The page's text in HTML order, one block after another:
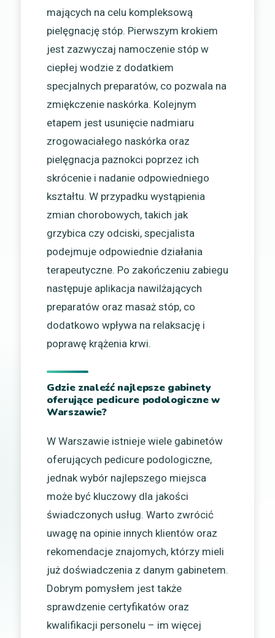
mających na celu kompleksową
pielęgnację stóp. Pierwszym krokiem
jest zazwyczaj namoczenie stóp w
ciepłej wodzie z dodatkiem
specjalnych preparatów, co pozwala na
zmiękczenie naskórka. Kolejnym
etapem jest usunięcie nadmiaru
zrogowaciałego naskórka oraz
pielęgnacja paznokci poprzez ich
skrócenie i nadanie odpowiedniego
kształtu. W przypadku wystąpienia
zmian chorobowych, takich jak
grzybica czy odciski, specjalista
podejmuje odpowiednie działania
terapeutyczne. Po zakończeniu zabiegu
następuje aplikacja nawilżających
preparatów oraz masaż stóp, co
dodatkowo wpływa na relaksację i
poprawę krążenia krwi.
Gdzie znaleźć najlepsze gabinety
oferujące pedicure podologiczne w
Warszawie?
W Warszawie istnieje wiele gabinetów
oferujących pedicure podologiczne,
jednak wybór najlepszego miejsca
może być kluczowy dla jakości
świadczonych usług. Warto zwrócić
uwagę na opinie innych klientów oraz
rekomendacje znajomych, którzy mieli
już doświadczenia z danym gabinetem.
Dobrym pomysłem jest także
sprawdzenie certyfikatów oraz
kwalifikacji personelu – im więcej